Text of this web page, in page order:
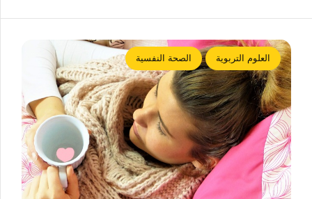
العلوم التربوية الصحة النفسية